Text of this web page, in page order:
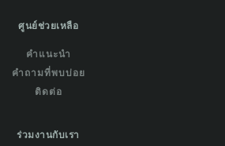
ศูนย์ช่วยเหลือ
คำแนะนำ
คำถามที่พบบ่อย
ติดต่อ
ร่วมงานกับเรา